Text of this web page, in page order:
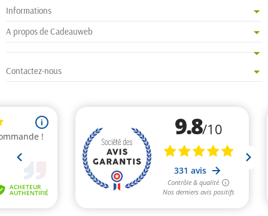
Informations
A propos de Cadeauweb
Contactez-nous